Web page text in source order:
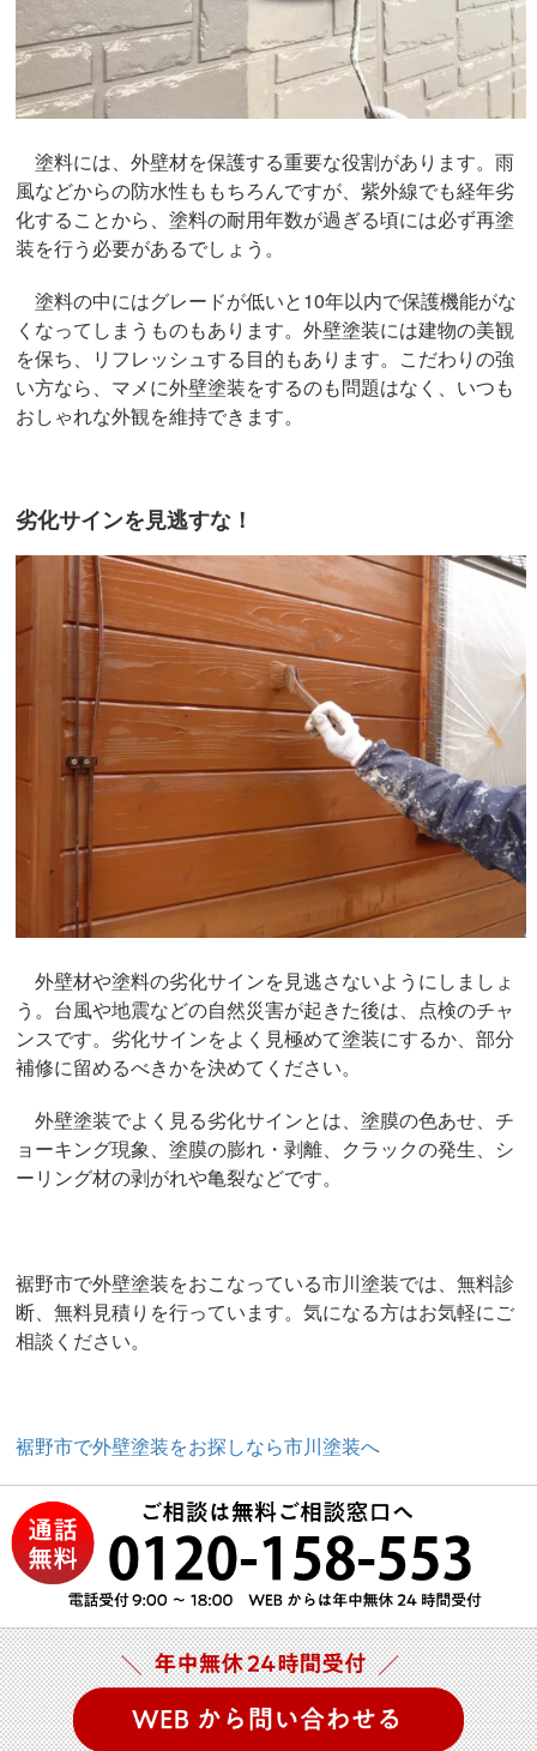
塗料には、外壁材を保護する重要な役割があります。雨
風などからの防水性ももちろんですが、紫外線でも経年劣
化することから、塗料の耐用年数が過ぎる頃には必ず再塗
装を行う必要があるでしょう。
塗料の中にはグレードが低いと10年以内で保護機能がな
くなってしまうものもあります。外壁塗装には建物の美観
を保ち、リフレッシュする目的もあります。こだわりの強
い方なら、マメに外壁塗装をするのも問題はなく、いつも
おしゃれな外観を維持できます。
劣化サインを見逃すな！
外壁材や塗料の劣化サインを見逃さないようにしましょ
う。台風や地震などの自然災害が起きた後は、点検のチャ
ンスです。劣化サインをよく見極めて塗装にするか、部分
補修に留めるべきかを決めてください。
外壁塗装でよく見る劣化サインとは、塗膜の色あせ、チ
ョーキング現象、塗膜の膨れ・剥離、クラックの発生、シ
ーリング材の剥がれや亀裂などです。
裾野市で外壁塗装をおこなっている市川塗装では、無料診
断、無料見積りを行っています。気になる方はお気軽にご
相談ください。
裾野市で外壁塗装をお探しなら市川塗装へ